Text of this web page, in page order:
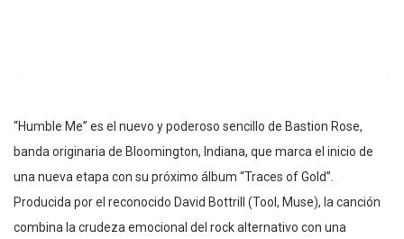
“Humble Me” es el nuevo y poderoso sencillo de Bastion Rose,
banda originaria de Bloomington, Indiana, que marca el inicio de
una nueva etapa con su próximo álbum “Traces of Gold”.
Producida por el reconocido David Bottrill (Tool, Muse), la canción
combina la crudeza emocional del rock alternativo con una